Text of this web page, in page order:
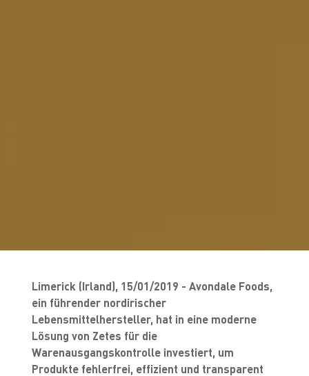
Limerick (Irland), 15/01/2019 - Avondale Foods,
ein führender nordirischer
Lebensmittelhersteller, hat in eine moderne
Lösung von Zetes für die
Warenausgangskontrolle investiert, um
Produkte fehlerfrei, effizient und transparent